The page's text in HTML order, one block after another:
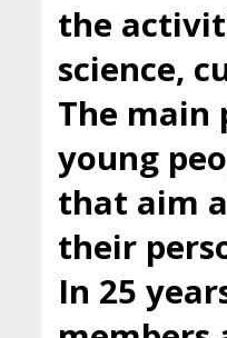
the
science,
The
young
that aim
their
In 25